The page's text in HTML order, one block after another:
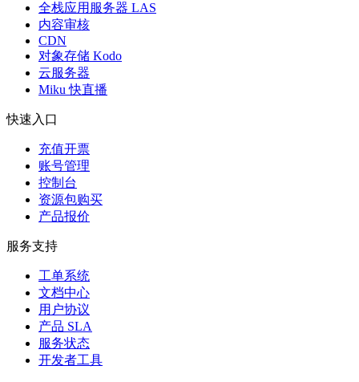
全栈应用服务器 LAS
内容审核
CDN
对象存储 Kodo
云服务器
Miku 快直播
快速入口
充值开票
账号管理
控制台
资源包购买
产品报价
服务支持
工单系统
文档中心
用户协议
产品 SLA
服务状态
开发者工具